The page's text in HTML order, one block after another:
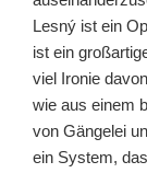
Lesný ist ein
ist ein
viel Ironie
wie aus einem
von Gängelei
ein System,